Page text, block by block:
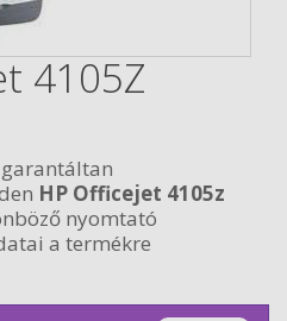
4105Z
HP Officejet 4105z
nyomtató
a termékre